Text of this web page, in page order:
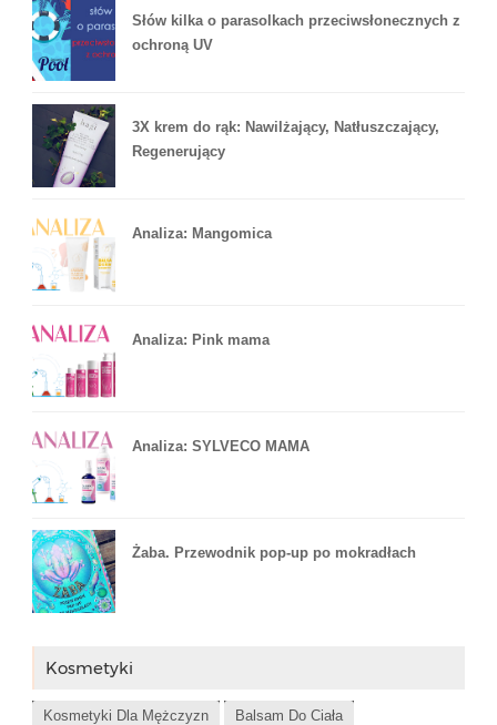
Słów kilka o parasolkach przeciwsłonecznych z
ochroną UV
3X krem do rąk: Nawilżający, Natłuszczający,
Regenerujący
Analiza: Mangomica
Analiza: Pink mama
Analiza: SYLVECO MAMA
Żaba. Przewodnik pop-up po mokradłach
Kosmetyki
Kosmetyki Dla Mężczyzn Balsam Do Ciała